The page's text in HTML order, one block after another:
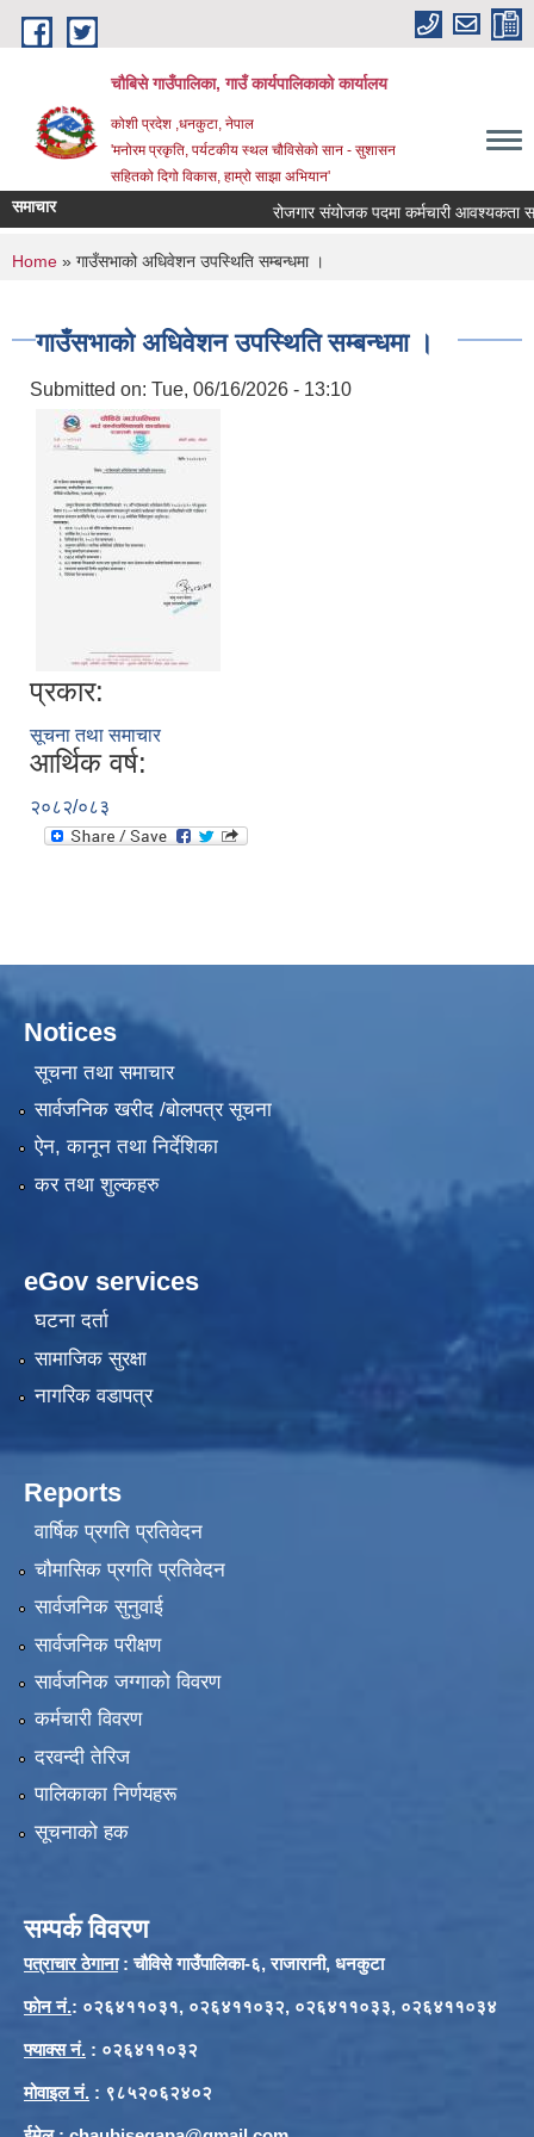
Skip to main content
चौबिसे गाउँपालिका, गाउँ कार्यपालिकाको कार्यालय
कोशी प्रदेश ,धनकुटा, नेपाल
'मनोरम प्रकृति, पर्यटकीय स्थल चौविसेको सान - सुशासन
सहितको दिगो विकास, हाम्रो साझा अभियान'
समाचार रोजगार संयोजक पदमा कर्मचारी आवश्यकता
You are here
Home » गाउँसभाको अधिवेशन उपस्थिति सम्बन्धमा ।
गाउँसभाको अधिवेशन उपस्थिति सम्बन्धमा ।
Submitted on: Tue, 06/16/2026 - 13:10
प्रकार:
सूचना तथा समाचार
आर्थिक वर्ष:
२०८२/०८३
Notices
सूचना तथा समाचार
सार्वजनिक खरीद /बोलपत्र सूचना
ऐन, कानून तथा निर्देशिका
कर तथा शुल्कहरु
eGov services
घटना दर्ता
सामाजिक सुरक्षा
नागरिक वडापत्र
Reports
वार्षिक प्रगति प्रतिवेदन
चौमासिक प्रगति प्रतिवेदन
सार्वजनिक सुनुवाई
सार्वजनिक परीक्षण
सार्वजनिक जग्गाको विवरण
कर्मचारी विवरण
दरवन्दी तेरिज
पालिकाका निर्णयहरू
सूचनाको हक
सम्पर्क विवरण
पत्राचार ठेगाना: चौविसे गाउँपालिका-६, राजारानी, धनकुटा
फाेन नं.: ०२६४११०३१, ०२६४११०३२, ०२६४११०३३, ०२६४११०३४
फ्याक्स नं. : ०२६४११०३२
मोवाइल नं. : ९८५२०६२४०२